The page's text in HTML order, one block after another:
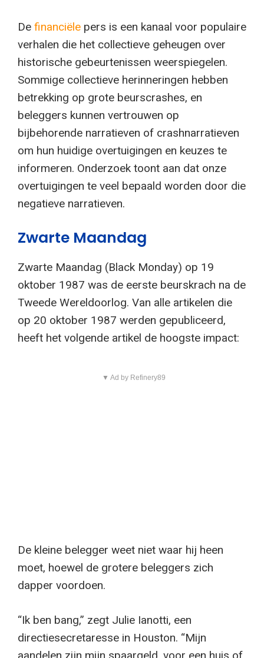
De financiële pers is een kanaal voor populaire
verhalen die het collectieve geheugen over
historische gebeurtenissen weerspiegelen.
Sommige collectieve herinneringen hebben
betrekking op grote beurscrashes, en
beleggers kunnen vertrouwen op
bijbehorende narratieven of crashnarratieven
om hun huidige overtuigingen en keuzes te
informeren. Onderzoek toont aan dat onze
overtuigingen te veel bepaald worden door die
negatieve narratieven.
Zwarte Maandag
Zwarte Maandag (Black Monday) op 19
oktober 1987 was de eerste beurskrach na de
Tweede Wereldoorlog. Van alle artikelen die
op 20 oktober 1987 werden gepubliceerd,
heeft het volgende artikel de hoogste impact:
▼ Ad by Refinery89
De kleine belegger weet niet waar hij heen
moet, hoewel de grotere beleggers zich
dapper voordoen.
“Ik ben bang,” zegt Julie Ianotti, een
directiesecretaresse in Houston. “Mijn